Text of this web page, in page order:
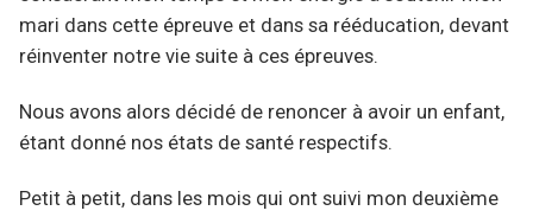
mari dans cette épreuve et dans sa rééducation, devant
réinventer notre vie suite à ces épreuves.
Nous avons alors décidé de renoncer à avoir un enfant,
étant donné nos états de santé respectifs.
Petit à petit, dans les mois qui ont suivi mon deuxième